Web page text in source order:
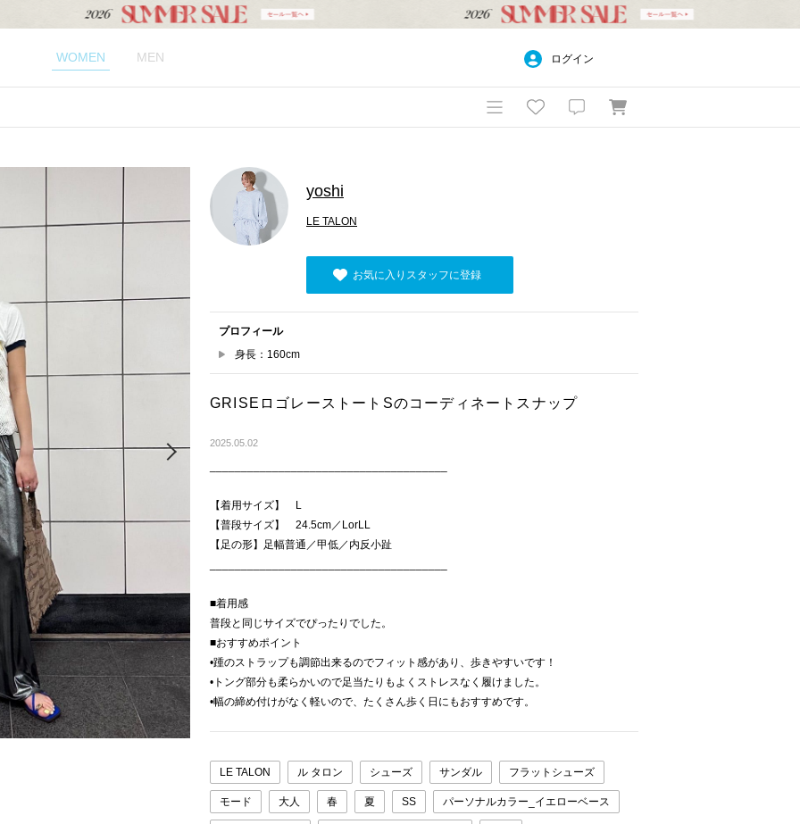
WOMEN MEN ログイン
Next
yoshi
LE TALON
お気に入りスタッフに登録
プロフィール
身長：160cm
GRISEロゴレーストートSのコーディネートスナップ
2025.05.02
【着用サイズ】 L
【普段サイズ】 24.5cm／LorLL
【足の形】足幅普通／甲低／内反小趾
■着用感
普段と同じサイズでぴったりでした。
■おすすめポイント
•踵のストラップも調節出来るのでフィット感があり、歩きやすいです！
•トング部分も柔らかいので足当たりもよくストレスなく履けました。
•幅の締め付けがなく軽いので、たくさん歩く日にもおすすめです。
LE TALON ル タロン シューズ サンダル フラットシューズ
モード 大人 春 夏 SS パーソナルカラー_イエローベース